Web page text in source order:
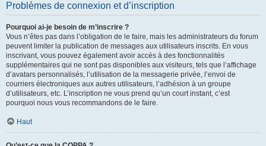
Problèmes de connexion et d’inscription
Pourquoi ai-je besoin de m’inscrire ?
Vous n’êtes pas dans l’obligation de le faire, mais les administrateurs du forum
peuvent limiter la publication de messages aux utilisateurs inscrits. En vous
inscrivant, vous pouvez également avoir accès à des fonctionnalités
supplémentaires qui ne sont pas disponibles aux visiteurs, tels que l’affichage
d’avatars personnalisés, l’utilisation de la messagerie privée, l’envoi de
courriers électroniques aux autres utilisateurs, l’adhésion à un groupe
d’utilisateurs, etc. L’inscription ne vous prend qu’un court instant, c’est
pourquoi nous vous recommandons de le faire.
Haut